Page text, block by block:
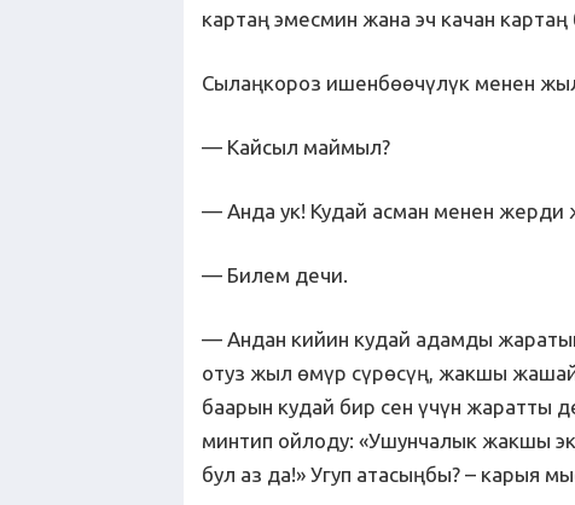
картаң эмесмин жана эч качан
Сылаңкороз ишенбөөчүлүк менен
— Кайсыл маймыл?
— Анда ук! Кудай асман менен жерди
— Билем дечи.
— Андан кийин кудай адамды
отуз жыл өмүр сүрөсүң, жакшы
баарын кудай бир сен үчүн жаратты
минтип ойлоду: «Ушунчалык жакшы
бул аз да!» Угуп атасыңбы? – карыя